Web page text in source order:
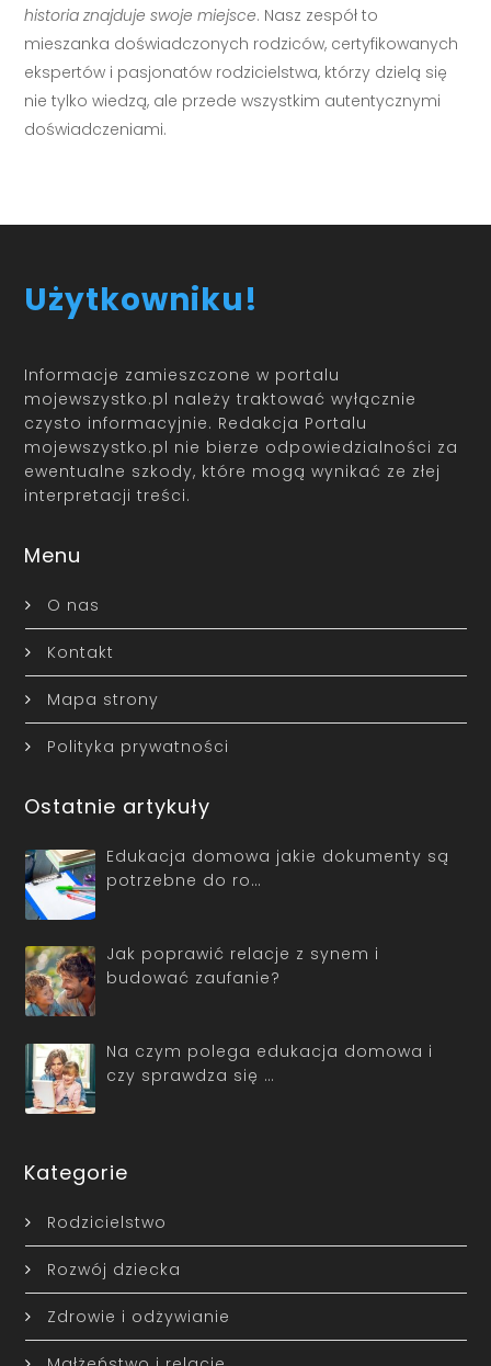
historia znajduje swoje miejsce. Nasz zespół to
mieszanka doświadczonych rodziców, certyfikowanych
ekspertów i pasjonatów rodzicielstwa, którzy dzielą się
nie tylko wiedzą, ale przede wszystkim autentycznymi
doświadczeniami.
Użytkowniku!
Informacje zamieszczone w portalu
mojewszystko.pl należy traktować wyłącznie
czysto informacyjnie. Redakcja Portalu
mojewszystko.pl nie bierze odpowiedzialności za
ewentualne szkody, które mogą wynikać ze złej
interpretacji treści.
Menu
O nas
Kontakt
Mapa strony
Polityka prywatności
Ostatnie artykuły
Edukacja domowa jakie dokumenty są
potrzebne do ro…
Jak poprawić relacje z synem i
budować zaufanie?
Na czym polega edukacja domowa i
czy sprawdza się …
Kategorie
Rodzicielstwo
Rozwój dziecka
Zdrowie i odżywianie